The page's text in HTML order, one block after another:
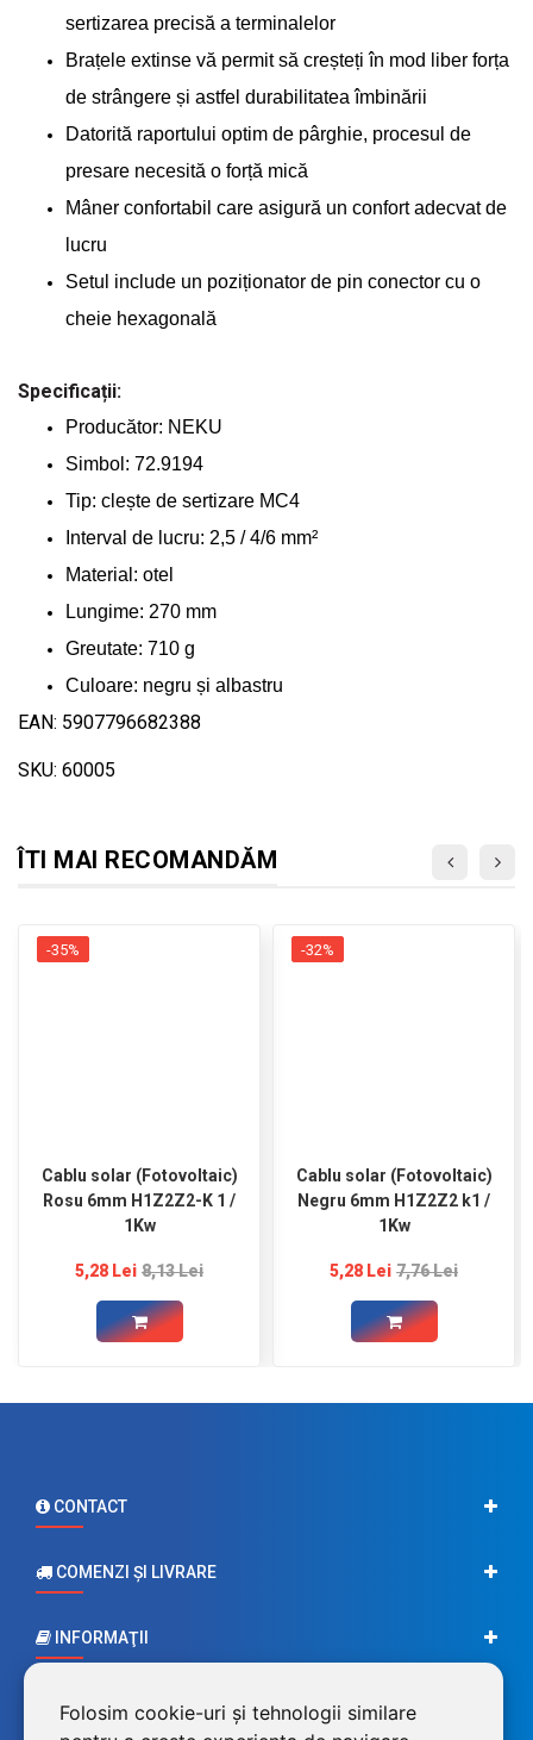
Folosim cookie-uri și tehnologii similare
sertizarea precisă a terminalelor
Brațele extinse vă permit să creșteți în mod liber forța
de strângere și astfel durabilitatea îmbinării
Datorită raportului optim de pârghie, procesul de
presare necesită o forță mică
Mâner confortabil care asigură un confort adecvat de
lucru
Setul include un poziționator de pin conector cu o
cheie hexagonală
Specificații:
Producător: NEKU
Simbol: 72.9194
Tip: clește de sertizare MC4
Interval de lucru: 2,5 / 4/6 mm²
Material: otel
Lungime: 270 mm
Greutate: 710 g
Culoare: negru și albastru
EAN: 5907796682388
SKU: 60005
ÎTI MAI RECOMANDĂM
Cablu solar (Fotovoltaic)
Rosu 6mm H1Z2Z2-K 1 /
1Kw
5,28 Lei 8,13 Lei
-35%
Cablu solar (Fotovoltaic)
Negru 6mm H1Z2Z2 k1 /
1Kw
5,28 Lei 7,76 Lei
-32%
CONTACT
COMENZI ŞI LIVRARE
INFORMAŢII
CONTUL MEU